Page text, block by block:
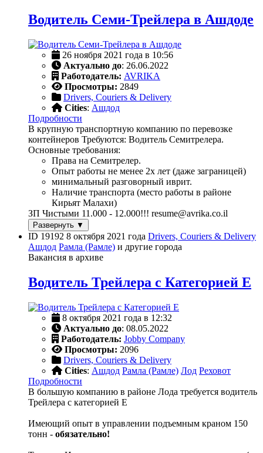
Водитель Семи-Трейлера в Ашдоде
26 ноября 2021 года в 10:56
Актуально до: 26.06.2022
Работодатель: AVRIKA
Просмотры: 2849
Drivers, Couriers & Delivery
Cities: Ашдод
Подробности
В крупную транспортную компанию по перевозке
контейнеров Требуются: Водитель Семитрелера.
Основные требования:
Права на Семитрелер.
Опыт работы не менее 2х лет (даже заграницей)
минимальный разговорный иврит.
Наличие транспорта (место работы в районе
Кирьят Малахи)
ЗП Чистыми 11.000 - 12.000!!! resume@avrika.co.il
Развернуть ▼
ID 19192 8 октября 2021 года Drivers, Couriers & Delivery
Ашдод Рамла (Рамле) и другие города
Вакансия в архиве
Водитель Трейлера с Категорией Е
8 октября 2021 года в 12:32
Актуально до: 08.05.2022
Работодатель: Jobby Company
Просмотры: 2096
Drivers, Couriers & Delivery
Cities: Ашдод Рамла (Рамле) Лод Реховот
Подробности
В большую компанию в районе Лода требуется водитель
Трейлера с категорией Е
Имеющий опыт в управлении подъемным краном 150
тонн - обязательно!